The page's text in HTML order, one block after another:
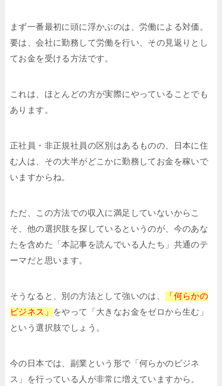
まず一番最初に頭に浮かぶのは、労働による対価。
要は、会社に勤務して労働を行い、その見返りとし
てお金を受ける方法です。
これは、ほとんどの方が実際にやっていることでも
あります。
正社員・非正規社員の区別はあるものの、日本に住
む人は、その大半がどこかに勤務してお金を稼いで
いますからね。
ただ、この方法での収入に満足していないからこ
そ、他の選択肢を探しているというのが、今のあな
たを含めた「本記事を読んでいる人たち」共通のテ
ーマだと思います。
そうなると、別の方法として強いのは、
「何らかの
ビジネス」
をやって「大きなお金をゼロから生む」
という選択肢でしょう。
今の日本では、副業という形で「何らかのビジネ
ス」を行っている人が非常に増えていますから。